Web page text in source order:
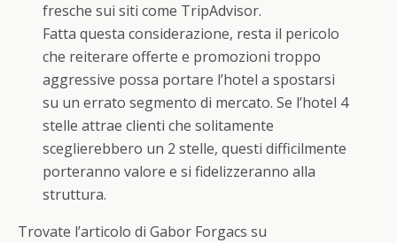
fresche sui siti come TripAdvisor.
Fatta questa considerazione, resta il pericolo
che reiterare offerte e promozioni troppo
aggressive possa portare l’hotel a spostarsi
su un errato segmento di mercato. Se l’hotel 4
stelle attrae clienti che solitamente
sceglierebbero un 2 stelle, questi difficilmente
porteranno valore e si fidelizzeranno alla
struttura.
Trovate l’articolo di Gabor Forgacs su